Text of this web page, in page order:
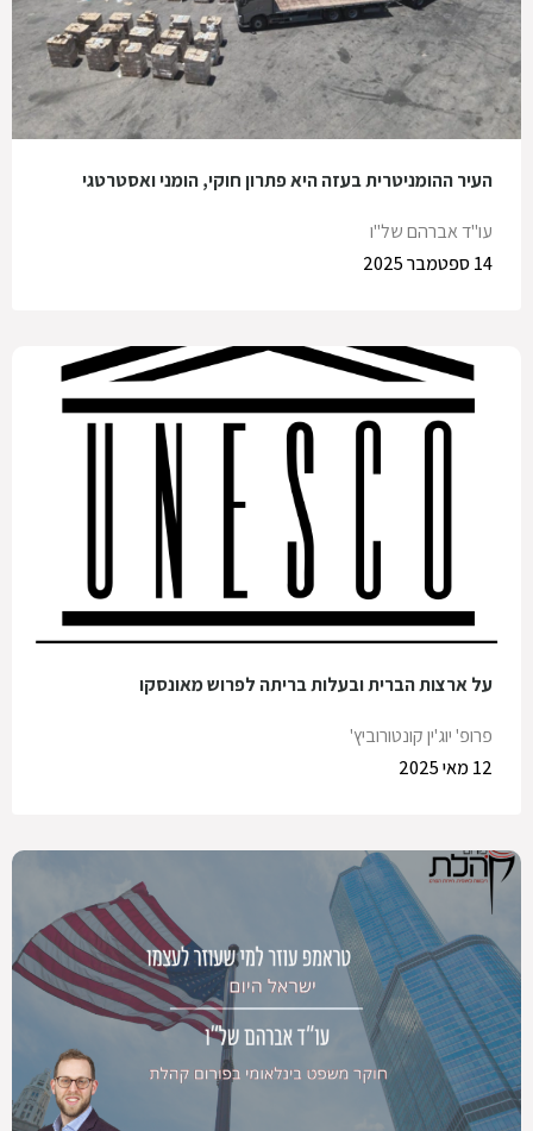
העיר ההומניטרית בעזה היא פתרון חוקי, הומני ואסטרטגי
עו"ד אברהם של"ו
14 ספטמבר 2025
על ארצות הברית ובעלות בריתה לפרוש מאונסקו
פרופ' יוג'ין קונטורוביץ'
12 מאי 2025